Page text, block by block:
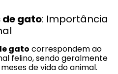
gato: Importância
gato correspondem ao
felino, sendo geralmente
de vida do animal.